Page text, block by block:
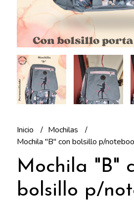
Inicio
Mochilas
Mochila "B" con bolsillo p/
Mochila "B"
bolsillo p/